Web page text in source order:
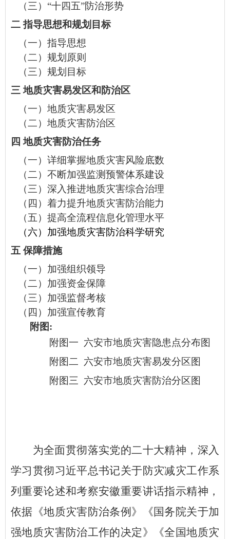
（三） “十四五”防治形势
二 指导思想和规划目标
（一）指导思想
（二）规划原则
（三）规划目标
三 地质灾害易发区和防治区
（一）地质灾害易发区
（二）地质灾害防治区
四 地质灾害防治任务
（一）详细掌握地质灾害风险底数
（二）不断加强监测预警体系建设
（三）深入推进地质灾害综合治理
（四）着力提升地质灾害防治能力
（五）提高全流程信息化管理水平
（六）加强地质灾害防治科学研究
五 保障措施
（一）加强组织领导
（二）加强资金保障
（三）加强监督考核
（四）加强宣传教育
附图:
附图一 六安市地质灾害隐患点分布图
附图二 六安市地质灾害易发分区图
附图三
六安市地质灾害防治分区图
为全面贯彻落实党的二十大精神，深入
学习贯彻习近平总书记关于防灾减灾工作系
列重要论述和考察安徽重要讲话指示精神，
依据《地质灾害防治条例》
《国务院关于加
强地质灾害防治工作的决定》《全国地质灾